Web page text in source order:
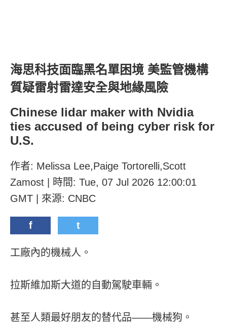
海思科技面臨黑名單困境 美監管機構
質疑雷射雷達安全與地緣風險
Chinese lidar maker with Nvidia
ties accused of being cyber risk for
U.S.
作者: Melissa Lee,Paige Tortorelli,Scott
Zamost | 時間: Tue, 07 Jul 2026 12:00:01
GMT | 來源: CNBC
f t
工廠內的機械人。
拉斯維加斯大道的自動駕駛車輛。
甚至人類最好朋友的替代品——機械狗。